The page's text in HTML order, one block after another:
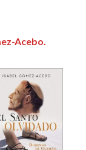
Acebo.